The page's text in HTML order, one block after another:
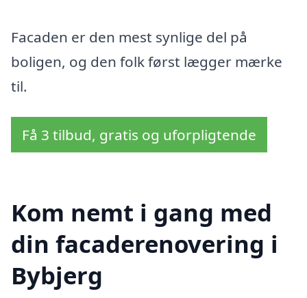
Facaden er den mest synlige del på
boligen, og den folk først lægger mærke
til.
Få 3 tilbud, gratis og uforpligtende
Kom nemt i gang med
din facaderenovering i
Bybjerg